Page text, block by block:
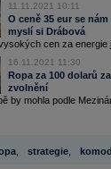
11.11.2021 10:11
O ceně 35 eur se
myslí si Drábová
cen za energie
16.11.2021 11:30
Ropa za 100 dolarů
zvolnění
by mohla podle
, strategie,